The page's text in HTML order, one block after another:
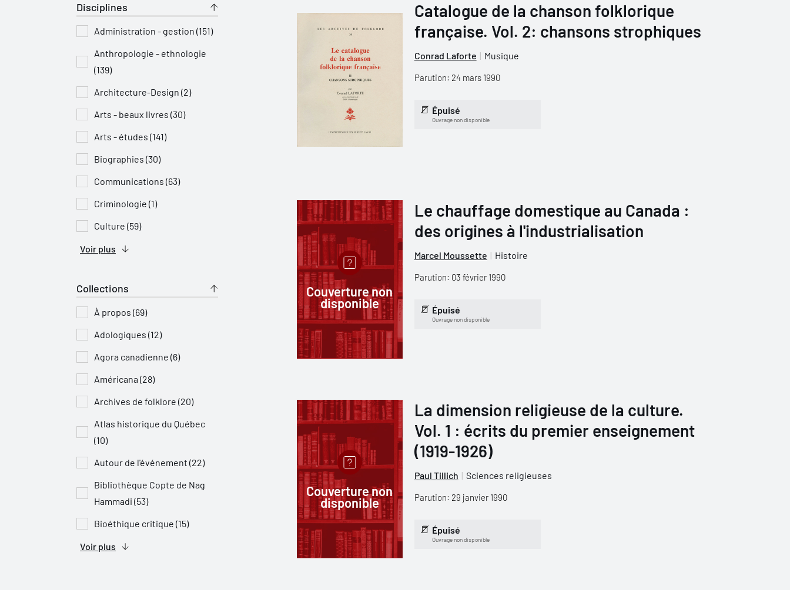
Disciplines
Administration - gestion (151)
Anthropologie - ethnologie
(139)
Architecture-Design (2)
Arts - beaux livres (30)
Arts - études (141)
Biographies (30)
Communications (63)
Criminologie (1)
Culture (59)
Voir plus
Collections
À propos (69)
Adologiques (12)
Agora canadienne (6)
Américana (28)
Archives de folklore (20)
Atlas historique du Québec
(10)
Autour de l'événement (22)
Bibliothèque Copte de Nag
Hammadi (53)
Bioéthique critique (15)
Voir plus
Catalogue de la chanson folklorique
française. Vol. 2: chansons strophiques
Conrad Laforte Musique
Parution: 24 mars 1990
Épuisé
Ouvrage non disponible
Couverture non
disponible
Le chauffage domestique au Canada :
des origines à l'industrialisation
Marcel Moussette Histoire
Parution: 03 février 1990
Épuisé
Ouvrage non disponible
Couverture non
disponible
La dimension religieuse de la culture.
Vol. 1 : écrits du premier enseignement
(1919-1926)
Paul Tillich Sciences religieuses
Parution: 29 janvier 1990
Épuisé
Ouvrage non disponible